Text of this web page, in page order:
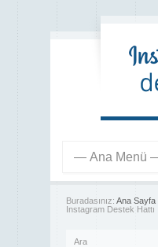
Buradasınız: Ana Sayfa
Instagram Destek Hattı